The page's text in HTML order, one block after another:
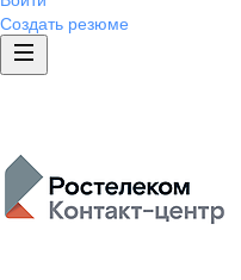
Создать резюме